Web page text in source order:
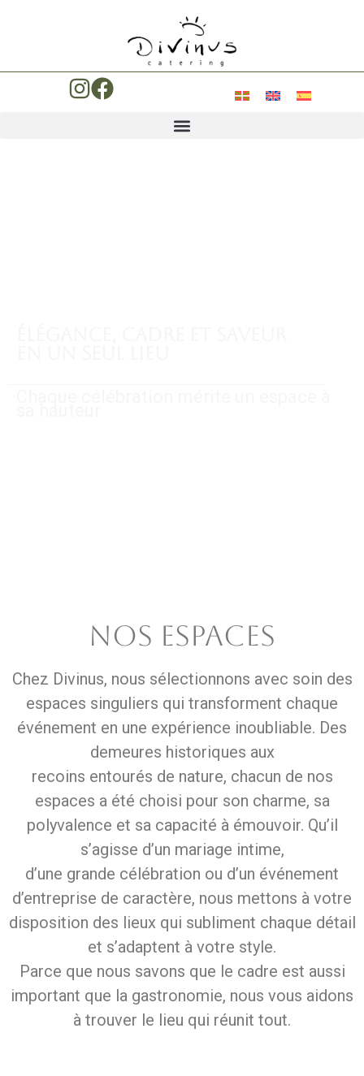
NOS ESPACES
Chez Divinus, nous sélectionnons avec soin des
espaces singuliers qui transforment chaque
événement en une expérience inoubliable. Des
demeures historiques aux
recoins entourés de nature, chacun de nos
espaces a été choisi pour son charme, sa
polyvalence et sa capacité à émouvoir. Qu’il
s’agisse d’un mariage intime,
d’une grande célébration ou d’un événement
d’entreprise de caractère, nous mettons à votre
disposition des lieux qui subliment chaque détail
et s’adaptent à votre style.
Parce que nous savons que le cadre est aussi
important que la gastronomie, nous vous aidons
à trouver le lieu qui réunit tout.